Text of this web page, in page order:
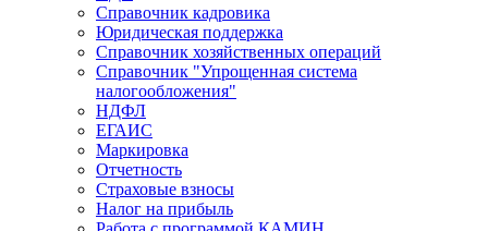
Справочник кадровика
Юридическая поддержка
Справочник хозяйственных операций
Справочник "Упрощенная система
налогообложения"
НДФЛ
ЕГАИС
Маркировка
Отчетность
Страховые взносы
Налог на прибыль